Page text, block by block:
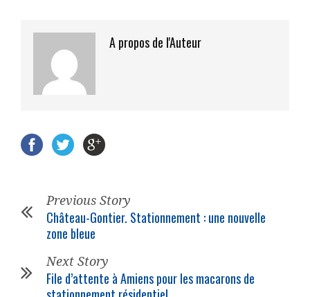
A propos de l'Auteur
Previous Story
Château-Gontier. Stationnement : une nouvelle
zone bleue
Next Story
File d’attente à Amiens pour les macarons de